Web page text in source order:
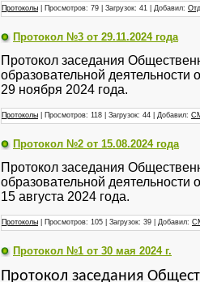
Протоколы | Просмотров: 79 | Загрузок: 41 | Добавил:
Протокол №3 от 29.11.2024 года
Протокол заседания
образовательной
29 ноября 2024 года.
Протоколы | Просмотров: 118 | Загрузок: 44 | Добавил:
Протокол №2 от 15.08.2024 года
Протокол заседания
образовательной
15 августа 2024 года.
Протоколы | Просмотров: 105 | Загрузок: 39 | Добавил:
Протокол №1 от 30 мая 2024 г.
Протокол заседания